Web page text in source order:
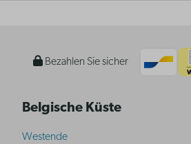
Bezahlen Sie sicher
Belgische Küste
Westende